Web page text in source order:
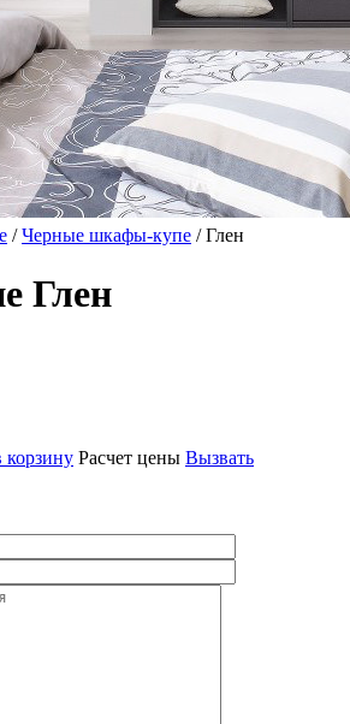
/Черные шкафы-купе / Глен
Глен
корзину Расчет цены Вызвать